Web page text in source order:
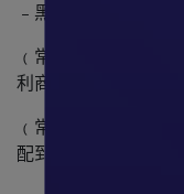
﹣黑貓宅急便
﹙常溫滿699元﹚
利商店之店到店取貨
﹙常溫滿2500元﹚
配到府免運。